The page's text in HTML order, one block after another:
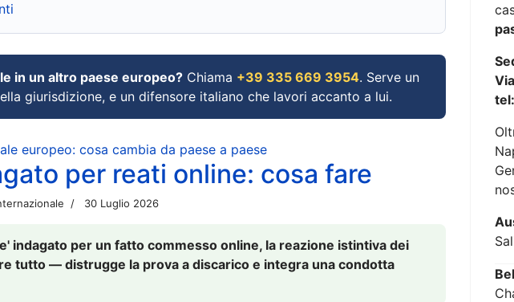
in un altro paese europeo? Chiama +39 335 669 3954. Serve un
giurisdizione, e un difensore italiano che lavori accanto a lui.
europeo: cosa cambia da paese a paese
per reati online: cosa fare
30 Luglio 2026
indagato per un fatto commesso online, la reazione istintiva dei
tutto — distrugge la prova a discarico e integra una condotta